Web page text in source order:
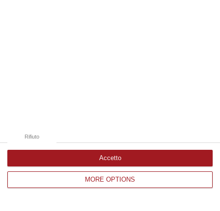
MORE OPTIONS
Rifiuto
Accetto
Corriere delle Calabria è una testata giornalistica di News&Com S.r.l